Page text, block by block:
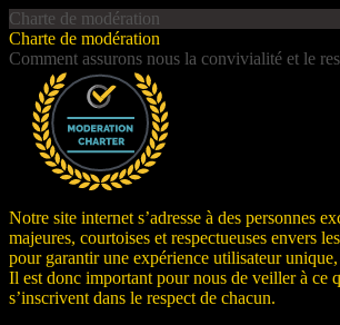
Charte de modération
Charte de modération
Comment assurons nous la convivialité et le
Notre site internet s’adresse à des personnes
majeures, courtoises et respectueuses envers
pour garantir une expérience utilisateur
Il est donc important pour nous de veiller à ce
s’inscrivent dans le respect de chacun.